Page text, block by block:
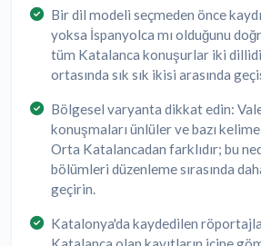
Bir dil modeli seçmeden önce
yoksa İspanyolca mı olduğunu
tüm Katalanca konuşurlar iki
ortasında sık sık ikisi arasında
Bölgesel varyanta dikkat edin:
konuşmaları ünlüler ve bazı
Orta Katalancadan farklıdır; bu
bölümleri düzenleme sırasında
geçirin.
Katalonya'da kaydedilen